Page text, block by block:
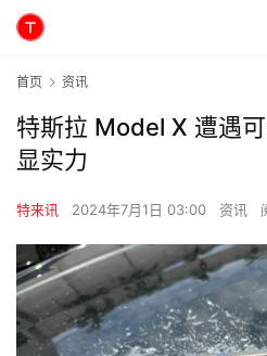
首页 资讯
特斯拉 Model X 遭遇
显实力
特来讯 2024年7月1日 03:00 资讯